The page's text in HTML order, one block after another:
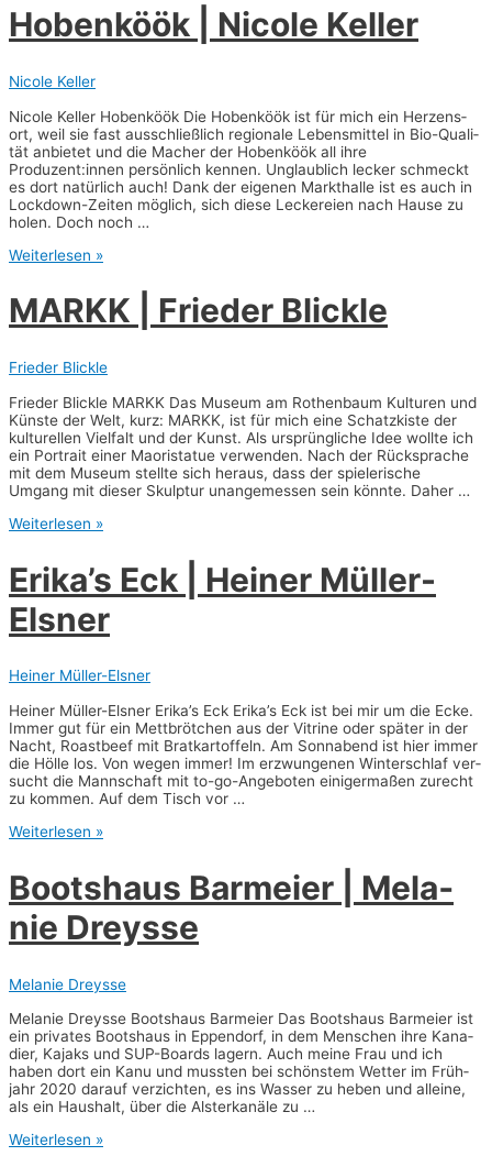
SC
Rist
Mela­
nie
Dreysse
Hoben­köök | Nico­le Keller
Nicole Keller
Nico­le Kel­ler Hoben­köök Die Hoben­köök ist für mich ein Her­zens­
ort, weil sie fast aus­schließ­lich regio­na­le Lebens­mit­tel in Bio-Qua­­li­­
tät anbie­tet und die Macher der Hoben­köök all ihre
Produzent:innen per­sön­lich ken­nen. Unglaub­lich lecker schmeckt
es dort natür­lich auch! Dank der eige­nen Markt­hal­le ist es auch in
Lock­­down-Zei­­ten mög­lich, sich die­se Lecke­rei­en nach Hau­se zu
holen. Doch noch …
Hoben­
Nico­
le
ler
Weiterlesen »
MARKK | Frie­der Blickle
Frieder Blickle
Frie­der Blick­le MARKK Das Muse­um am Rothen­baum Kul­tu­ren und
Küns­te der Welt, kurz: MARKK, ist für mich eine Schatz­kis­te der
kul­tu­rel­len Viel­falt und der Kunst. Als ursprüng­li­che Idee woll­te ich
ein Por­trait einer Mao­rista­tue ver­wen­den. Nach der Rück­spra­che
mit dem Muse­um stell­te sich her­aus, dass der spie­le­ri­sche
Umgang mit die­ser Skulp­tur unan­ge­mes­sen sein könn­te. Daher …
MARKK
der
Blick­
le
Weiterlesen »
Erika’s Eck | Hei­ner Müller-
Elsner
Heiner Müller-Elsner
Hei­ner Mül­ler-Els­ner Erika’s Eck Erika’s Eck ist bei mir um die Ecke.
Immer gut für ein Mett­bröt­chen aus der Vitri­ne oder spä­ter in der
Nacht, Roast­beef mit Brat­kar­tof­feln. Am Sonn­abend ist hier immer
die Höl­le los. Von wegen immer! Im erzwun­ge­nen Win­ter­schlaf ver­
sucht die Mann­schaft mit to-go-Ange­­bo­­ten eini­ger­ma­ßen zurecht
zu kom­men. Auf dem Tisch vor …
Erika’s
Hei­
ner
Mül­
ler-
Weiterlesen »
Boots­haus Barm­ei­er | Mela­
nie Dreysse
Melanie Dreysse
Mela­nie Dreysse Boots­haus Barm­ei­er Das Boots­haus Barm­ei­er ist
ein pri­va­tes Boots­haus in Eppen­dorf, in dem Men­schen ihre Kana­
di­er, Kajaks und SUP-Boards lagern. Auch mei­ne Frau und ich
haben dort ein Kanu und muss­ten bei schöns­tem Wet­ter im Früh­
jahr 2020 dar­auf ver­zich­ten, es ins Was­ser zu heben und allei­ne,
als ein Haus­halt, über die Alst­er­ka­nä­le zu …
Boots­
Weiterlesen »